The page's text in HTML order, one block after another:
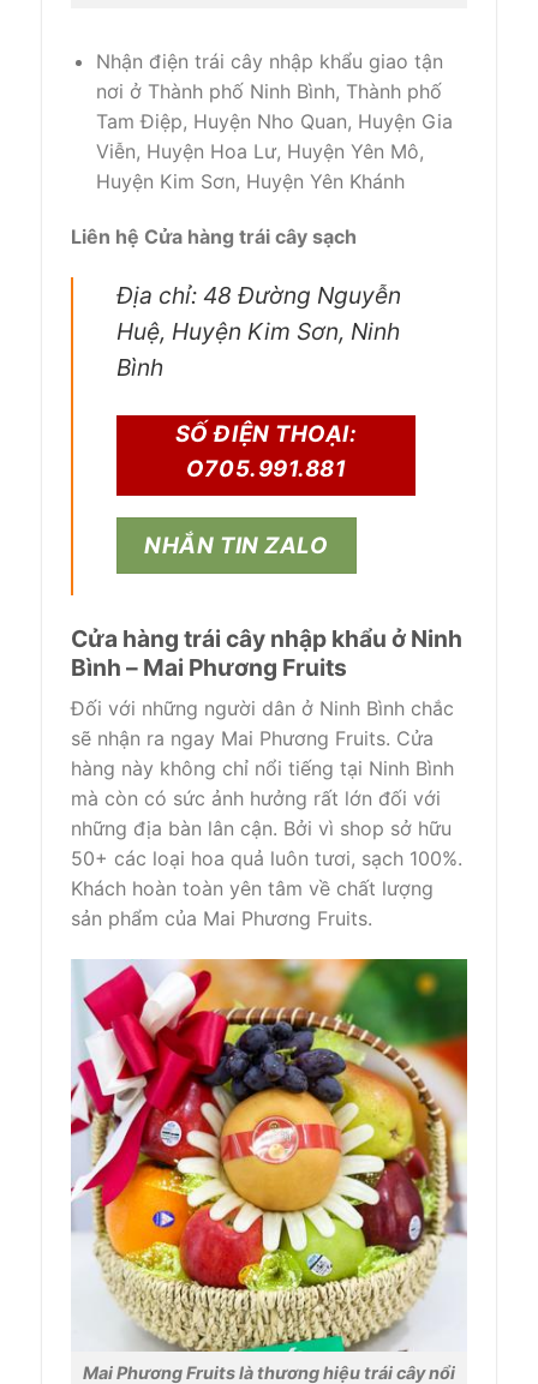
Nhận điện trái cây nhập khẩu giao tận
nơi ở Thành phố Ninh Bình, Thành phố
Tam Điệp, Huyện Nho Quan, Huyện Gia
Viễn, Huyện Hoa Lư, Huyện Yên Mô,
Huyện Kim Sơn, Huyện Yên Khánh
Liên hệ Cửa hàng trái cây sạch
Địa chỉ: 48 Đường Nguyễn
Huệ, Huyện Kim Sơn, Ninh
Bình
SỐ ĐIỆN THOẠI:
O705.991.881
NHẮN TIN ZALO
Cửa hàng trái cây nhập khẩu ở Ninh
Bình – Mai Phương Fruits
Đối với những người dân ở Ninh Bình chắc
sẽ nhận ra ngay Mai Phương Fruits. Cửa
hàng này không chỉ nổi tiếng tại Ninh Bình
mà còn có sức ảnh hưởng rất lớn đối với
những địa bàn lân cận. Bởi vì shop sở hữu
50+ các loại hoa quả luôn tươi, sạch 100%.
Khách hoàn toàn yên tâm về chất lượng
sản phẩm của Mai Phương Fruits.
Mai Phương Fruits là thương hiệu trái cây nổi